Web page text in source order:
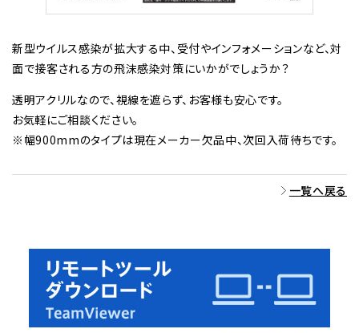
新型ウイルス感染が拡大する中、受付やインフォメーションなど、対
面で接客される方の飛沫感染対策にいかがでしょうか？
透明アクリルなので、視線を遮らず、お客様も安心です。
お気軽にご相談ください。
※幅900mmのタイプは現在メーカー欠品中、次回入荷待ちです。
一覧へ戻る